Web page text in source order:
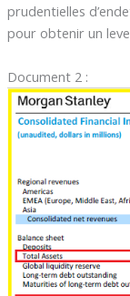
prudentielles
pour obtenir un
Document 2 :